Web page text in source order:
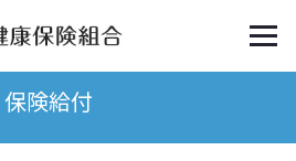
保険給付